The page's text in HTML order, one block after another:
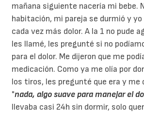
mañana siguiente nacería mi bebe.
habitación, mi pareja se durmió y
cada vez más dolor. A la 1 no pude
les llamé, les pregunté si no
para el dolor. Me dijeron que me
medicación. Como ya me olía por
los tiros, les pregunté que era y me
"nada, algo suave para manejar el
llevaba casi 24h sin dormir, solo